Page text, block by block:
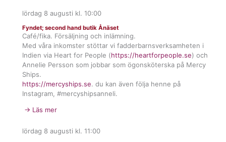
lördag 8 augusti kl. 10:00
Fyndet; second hand butik Ånäset
Café/fika. Försäljning och inlämning.
Med våra inkomster stöttar vi fadderbarnsverksamheten i
Indien via Heart for People (https://heartforpeople.se) och
Annelie Persson som jobbar som ögonsköterska på Mercy
Ships.
https://mercyships.se. du kan även följa henne på
Instagram, #mercyshipsanneli.
→ Läs mer
lördag 8 augusti kl. 11:00